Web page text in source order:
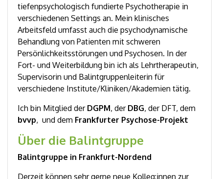
tiefenpsychologisch fundierte Psychotherapie in
verschiedenen Settings an. Mein klinisches
Arbeitsfeld umfasst auch die psychodynamische
Behandlung von Patienten mit schweren
Persönlichkeitsstörungen und Psychosen. In der
Fort- und Weiterbildung bin ich als Lehrtherapeutin,
Supervisorin und Balintgruppenleiterin für
verschiedene Institute/Kliniken/Akademien tätig.
Ich bin Mitglied der DGPM, der DBG, der DFT, dem
bvvp, und dem Frankfurter Psychose-Projekt
Über die Balintgruppe
Balintgruppe in Frankfurt-Nordend
Derzeit können sehr gerne neue Kolleg:innen zur